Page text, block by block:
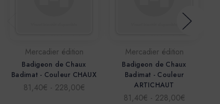
Mercadier édition
Badigeon de Chaux
Badimat - Couleur CHAUX
81,40€ - 228,00€
Mercadier édition
Badigeon de Chaux
Badimat - Couleur
ARTICHAUT
81,40€ - 228,00€